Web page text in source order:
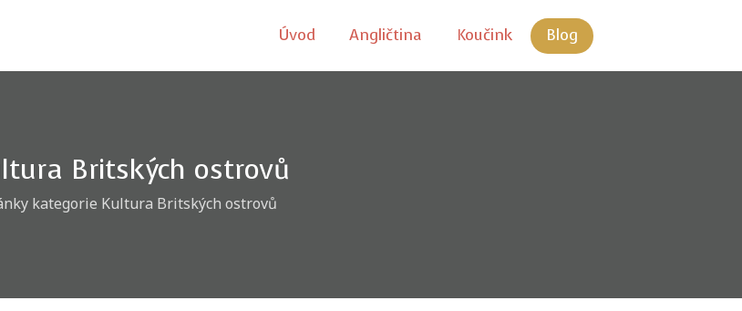
Úvod Angličtina Koučink Blog
Britských ostrovů
kategorie Kultura Britských ostrovů